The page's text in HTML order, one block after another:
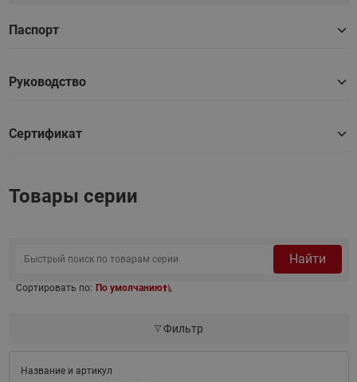
Паспорт
Руководство
Сертификат
Товары серии
Найти
Сортировать по: По умолчанию
Фильтр